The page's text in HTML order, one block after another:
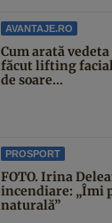
AVANTAJE.RO
Cum arată
făcut lifting
de soare...
PROSPORT
FOTO. Irina
incendiare: „Îmi
naturală”